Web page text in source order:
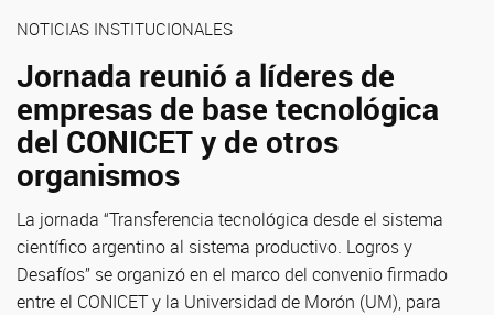
NOTICIAS INSTITUCIONALES
Jornada reunió a líderes de
empresas de base tecnológica
del CONICET y de otros
organismos
La jornada “Transferencia tecnológica desde el sistema
científico argentino al sistema productivo. Logros y
Desafíos” se organizó en el marco del convenio firmado
entre el CONICET y la Universidad de Morón (UM), para